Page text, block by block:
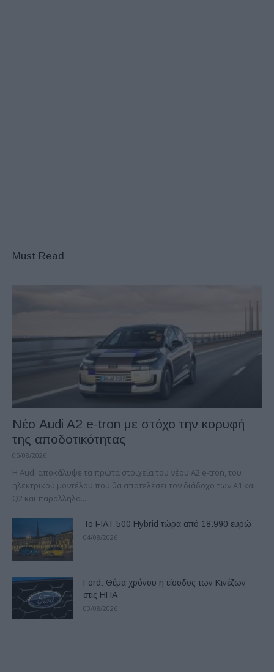
Must Read
Νέο Audi A2 e-tron με στόχο την κορυφή
της αποδοτικότητας
05/08/2026
Η Audi αποκάλυψε τα πρώτα στοιχεία του νέου A2 e-tron, του
ηλεκτρικού μοντέλου που θα αποτελέσει τον διάδοχο των A1 και
Q2 και παράλληλα...
Το FIAT 500 Hybrid τώρα από 18.990 ευρώ
04/08/2026
Ford: Θέμα χρόνου η είσοδος των Κινέζων
στις ΗΠΑ
03/08/2026